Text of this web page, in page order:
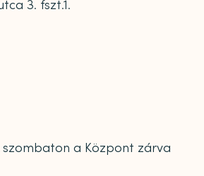
3. fszt.1.
szombaton a Központ zárva